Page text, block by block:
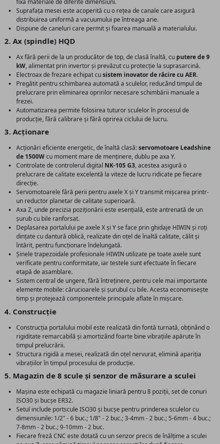
Suprafața mesei este acoperită cu o rețea de canale care asigură
distribuirea uniformă a vacuumului pe întreaga arie.
Dispune de caneluri care permit și fixarea manuală a materialului.
2. Ax (spindle) HQD
Ax fără perii de la un producător de top, de clasă înaltă, cu putere de 9
kW, alimentat prin invertor și prevăzut cu protecție la suprasarcină.
Electroax de frezare echipat cusistem inovator de răcire cu AER.
Pregătit pentru schimbarea automată a sculelor, reducând timpul de
prelucrare prin eliminarea opririlor necesare schimbării manuale a
frezei.
Automatizarea permite folosirea tuturor sculelor în procesul de
producție, fără calibrare și fără oprirea ciclului de lucru.
3. Acționare
Acționări eficiente energetic, de înaltă clasă:servomotoare Leadshine
de 1500Wcu moment mare de menținere, dublu pe axa Y.
Controlate de controlerul digital NK-105 G3, acestea asigură o
prelucrare de calitate excelentă la viteze de lucru ridicate pe fiecare
direcție.
Servomotoarele fără perii pentru axele X și Y transmit mișcarea printr-
un reductor planetar de calitate superioară.
Axa Z, unde precizia poziționării este esențială, este antrenată de un
șurub cu bile ranforsat.
Deplasarea portalului pe axele X și Y se face prin ghidaje HIWIN și roți
dințate cu dantură oblică, realizate din oțel de înaltă calitate, călit și
întărit, pentru funcționare îndelungată.
Șinele trapezoidale profesionale HIWIN utilizate pe toate axele sunt
verificate pentru conformitate, iar testele sunt efectuate în fiecare
etapă de asamblare.
Sistem central de ungere, fără întreținere, pentru cele mai importante
elemente mobile: cărucioarele și șurubul cu bile. Acesta economisește
timp și protejează componentele principale aflate în mișcare.
4. Construcție
Construcția portalului mobil este realizată din fontă turnată, obținând o
rigiditate remarcabilă și amortizând foarte bine vibrațiile apărute în
timpul prelucrării.
Structura rigidă a mesei, realizată din oțel nervurat, elimină apariția
vibrațiilor în timpul procesului de producție.
5. Magazin de 8 scule și senzor de măsurare a sculei
Mașina este echipată cu magazie liniară pentru 8 poziții, set de conuri
ISO30 și bucșe ER32.
Setul include portscule ISO30 și bucșe pentru prinderea sculelor cu
dimensiunile: 1/2" - 6 buc.; 1/8" - 2 buc.; 3-4mm - 2 buc.; 5-6mm - 4 buc.;
7-8mm - 2 buc.; 9-10mm - 2 buc.
Fiecare freză CNC este dotată cu un senzor precis de înălțime a sculei